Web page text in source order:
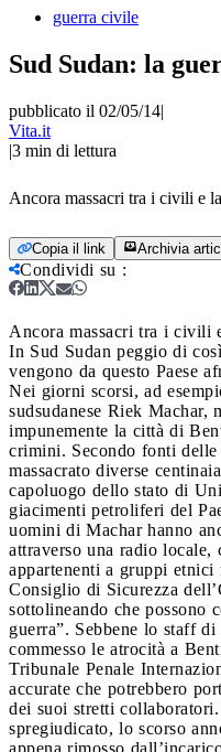
guerra civile
Sud Sudan: la
pubblicato il 02/05/14|
Vita.it
|3 min di lettura
Ancora massacri tra i civili e
Copia il link Archivia
Condividi su :
Ancora massacri tra i civili
In Sud Sudan peggio di
vengono da questo Paese
Nei giorni scorsi, ad
sudsudanese Riek Machar,
impunemente la città di
crimini. Secondo fonti
massacrato diverse
capoluogo dello stato di
giacimenti petroliferi del
uomini di Machar hanno
attraverso una radio locale,
appartenenti a gruppi
Consiglio di Sicurezza
sottolineando che possono
guerra”. Sebbene lo staff
commesso le atrocità a
Tribunale Penale
accurate che potrebbero
dei suoi stretti
spregiudicato, lo scorso
appena rimosso